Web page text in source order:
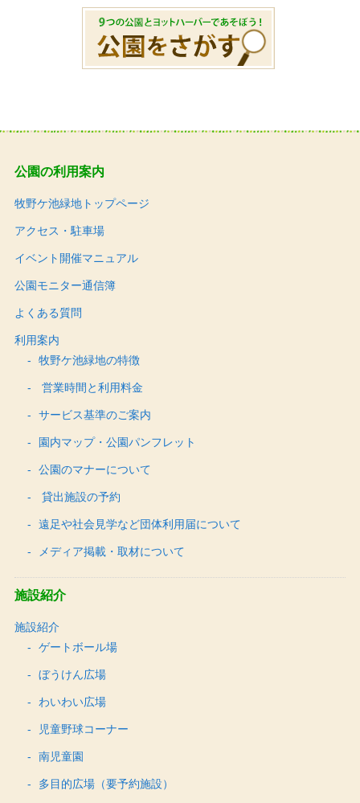
公園の利用案内
牧野ケ池緑地トップページ
アクセス・駐車場
イベント開催マニュアル
公園モニター通信簿
よくある質問
利用案内
牧野ケ池緑地の特徴
営業時間と利用料金
サービス基準のご案内
園内マップ・公園パンフレット
公園のマナーについて
貸出施設の予約
遠足や社会見学など団体利用届について
メディア掲載・取材について
施設紹介
施設紹介
ゲートボール場
ぼうけん広場
わいわい広場
児童野球コーナー
南児童園
多目的広場（要予約施設）